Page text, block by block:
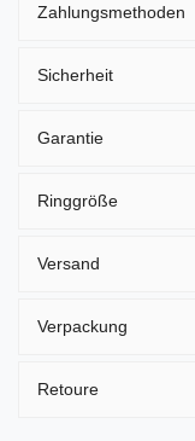
Zahlungsmethoden
Sicherheit
Garantie
Ringgröße
Versand
Verpackung
Retoure